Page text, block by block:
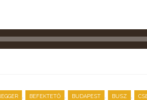
, BEFEKTETŐ , BUDAPEST , BUSZ ,